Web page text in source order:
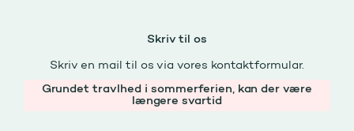
Skriv til os
Skriv en mail til os via vores kontaktformular.
Grundet travlhed i sommerferien, kan der være
længere svartid